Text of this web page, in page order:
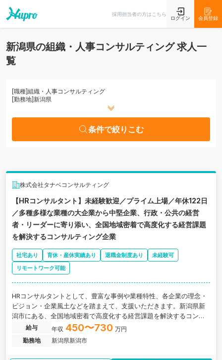
採用担当者の方はこちら
ログイン 会員登録
新潟県の組織・人事コンサルティング 求人一
覧
[職種]組織・人事コンサルティング
[勤務地]新潟県
条件で絞りこむ
株式会社タナベコンサルティング
【HRコンサルタント】未経験歓迎／プライム上場／年休122日
／多種多様な業種の大企業から中堅企業、行政・公共の経営
者・リーダーに寄り添い、全国地域密着で高度化する経営課題
を解決するコンサルティング企業
社宅あり 育休・産休実績あり 退職金制度あり
未経験可
リモートワーク可能
HRコンサルタントとして、豊富な事例や業種特性、各企業の理念・
ビジョン・企業風土などを踏まえて、支援いただきます。新潟県新
潟市にある、全国地域密着で高度化する経営課題を解決するコンサ
ルティング企業の求人です。
給与 年収 450〜730 万円
勤務地
新潟県新潟市